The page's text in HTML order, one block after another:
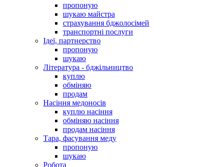
пропоную
шукаю майстра
страхування бджолосімей
транспортні послуги
Ідеї, партнерство
пропоную
шукаю
Література - бджільництво
куплю
обміняю
продам
Насіння медоносів
куплю насіння
обміняю насіння
продам насіння
Тара, фасування меду
пропоную
шукаю
Робота